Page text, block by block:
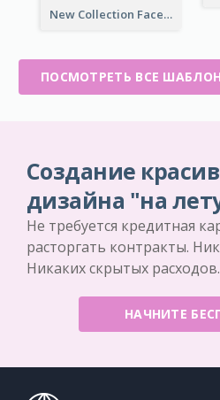
New Collection Facebook Post
ПОСМОТРЕТЬ ВСЕ
Создание
дизайна "на
Не требуется кредитная
расторгать контракты.
Никаких скрытых расходов.
НАЧНИТЕ